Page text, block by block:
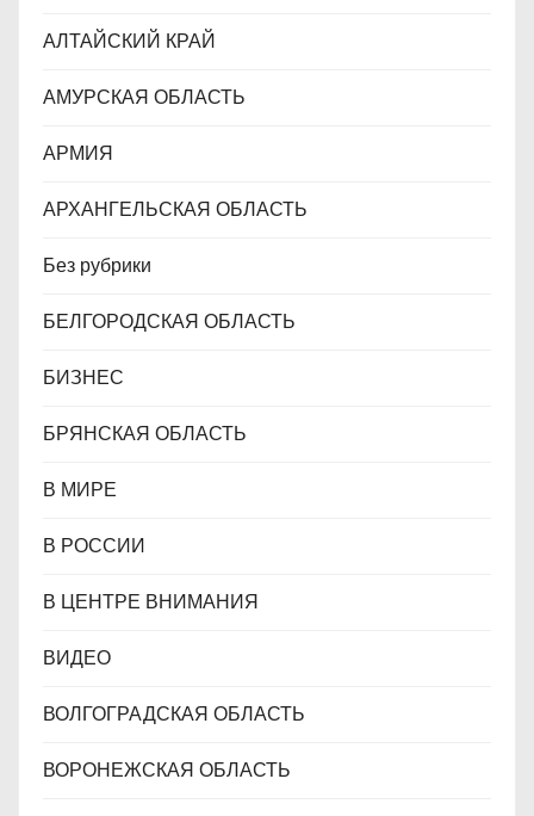
м
АЛТАЙСКИЙ КРАЙ
АМУРСКАЯ ОБЛАСТЬ
АРМИЯ
АРХАНГЕЛЬСКАЯ ОБЛАСТЬ
Без рубрики
БЕЛГОРОДСКАЯ ОБЛАСТЬ
БИЗНЕС
БРЯНСКАЯ ОБЛАСТЬ
В МИРЕ
В РОССИИ
В ЦЕНТРЕ ВНИМАНИЯ
ВИДЕО
ВОЛГОГРАДСКАЯ ОБЛАСТЬ
ВОРОНЕЖСКАЯ ОБЛАСТЬ